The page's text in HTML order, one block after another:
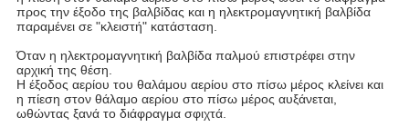
προς την έξοδο της βαλβίδας και η ηλεκτρομαγνητική βαλβίδα
παραμένει σε "κλειστή" κατάσταση.
Όταν η ηλεκτρομαγνητική βαλβίδα παλμού επιστρέφει στην
αρχική της θέση.
Η έξοδος αερίου του θαλάμου αερίου στο πίσω μέρος κλείνει και
η πίεση στον θάλαμο αερίου στο πίσω μέρος αυξάνεται,
ωθώντας ξανά το διάφραγμα σφιχτά.